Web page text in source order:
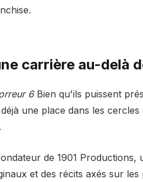
carrière au-delà
6Bien qu'ils puissent
une place dans les
de 1901
et des récits axés sur